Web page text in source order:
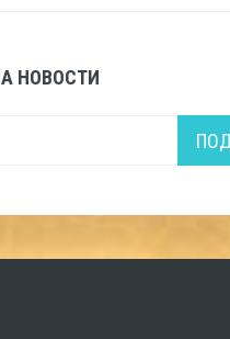
НОВОСТИ